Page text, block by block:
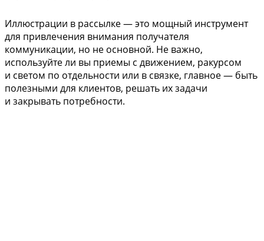
Иллюстрации в рассылке — это мощный инструмент
для привлечения внимания получателя
коммуникации, но не основной. Не важно,
используйте ли вы приемы с движением, ракурсом
и светом по отдельности или в связке, главное — быть
полезными для клиентов, решать их задачи
и закрывать потребности.